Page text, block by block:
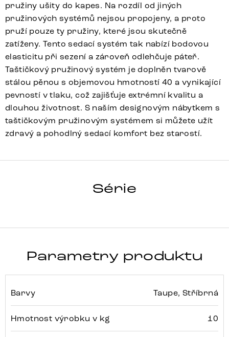
pružiny ušity do kapes. Na rozdíl od jiných
pružinových systémů nejsou propojeny, a proto
pruží pouze ty pružiny, které jsou skutečně
zatíženy. Tento sedací systém tak nabízí bodovou
elasticitu při sezení a zároveň odlehčuje páteř.
Taštičkový pružinový systém je doplněn tvarově
stálou pěnou s objemovou hmotností 40 a vynikající
pevností v tlaku, což zajišťuje extrémní kvalitu a
dlouhou životnost. S naším designovým nábytkem s
taštičkovým pružinovým systémem si můžete užít
zdravý a pohodlný sedací komfort bez starostí.
Série
ZELIA-FLEX
Parametry produktu
Barvy Taupe, Stříbrná
Hmotnost výrobku v kg 10